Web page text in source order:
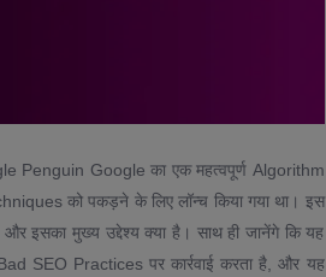
Penguin Google का एक महत्वपूर्ण Algorithm
को पकड़ने के लिए लॉन्च किया गया था। इस
मुख्य उद्देश्य क्या है। साथ ही जानेंगे कि यह
SEO Practices पर कार्रवाई करता है, और यह